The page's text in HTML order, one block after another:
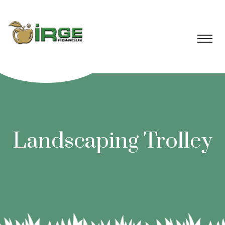
Landscaping Trolley